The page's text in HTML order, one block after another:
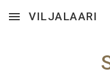
Skip to main content
VILJALAARI